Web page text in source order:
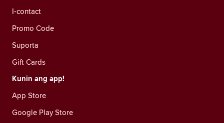
I-contact
Promo Code
Suporta
Gift Cards
Kunin ang app!
App Store
Google Play Store